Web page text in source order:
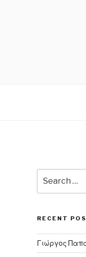
for:
RECENT
Γιώργος